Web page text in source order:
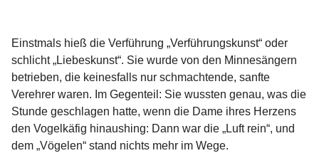
Einstmals hieß die Verführung „Verführungskunst“ oder
schlicht „Liebeskunst“. Sie wurde von den Minnesängern
betrieben, die keinesfalls nur schmachtende, sanfte
Verehrer waren. Im Gegenteil: Sie wussten genau, was die
Stunde geschlagen hatte, wenn die Dame ihres Herzens
den Vogelkäfig hinaushing: Dann war die „Luft rein“, und
dem „Vögelen“ stand nichts mehr im Wege.